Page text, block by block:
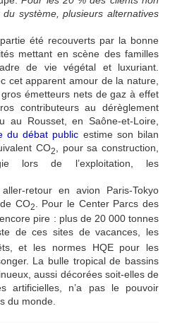
système, plusieurs alternatives
été recouverts par la bonne
mettant en scène des familles
de vie végétal et luxuriant.
cet apparent amour de la nature,
émetteurs nets de gaz à effet
contributeurs au dérèglement
au Rousset, en Saône-et-Loire,
du débat public estime son bilan
CO2
, pour sa construction,
lors de l’exploitation, les
retour en avion Paris-Tokyo
CO2
. Pour le Center Parcs des
pire : plus de 20 000 tonnes
de ces sites de vacances, les
et les normes HQE pour les
La bulle tropical de bassins
aussi décorées soit-elles de
artificielles, n’a pas le pouvoir
du monde.